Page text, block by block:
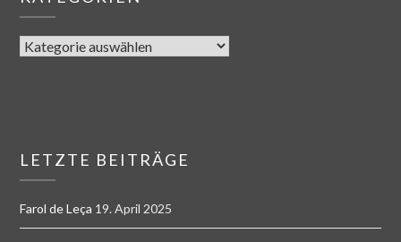
LETZTE BEITRÄGE
Farol de Leça 19. April 2025